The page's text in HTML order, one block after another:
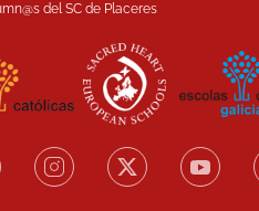
del SC de Placeres